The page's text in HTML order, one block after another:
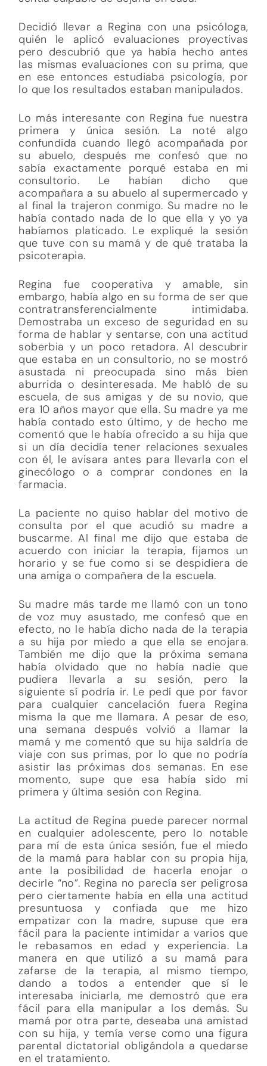
Decidió llevar a Regina con una psicóloga,
quién le aplicó evaluaciones proyectivas
pero descubrió que ya había hecho antes
las mismas evaluaciones con su prima, que
en ese entonces estudiaba psicología, por
lo que los resultados estaban manipulados.
Lo más interesante con Regina fue nuestra
primera y única sesión. La noté algo
confundida cuando llegó acompañada por
su abuelo, después me confesó que no
sabía exactamente porqué estaba en mi
consultorio. Le habían dicho que
acompañara a su abuelo al supermercado y
al final la trajeron conmigo. Su madre no le
había contado nada de lo que ella y yo ya
habíamos platicado. Le expliqué la sesión
que tuve con su mamá y de qué trataba la
psicoterapia.
Regina fue cooperativa y amable, sin
embargo, había algo en su forma de ser que
contratransferencialmente intimidaba.
Demostraba un exceso de seguridad en su
forma de hablar y sentarse, con una actitud
soberbia y un poco retadora. Al descubrir
que estaba en un consultorio, no se mostró
asustada ni preocupada sino más bien
aburrida o desinteresada. Me habló de su
escuela, de sus amigas y de su novio, que
era 10 años mayor que ella. Su madre ya me
había contado esto último, y de hecho me
comentó que le había ofrecido a su hija que
si un día decidía tener relaciones sexuales
con él, le avisara antes para llevarla con el
ginecólogo o a comprar condones en la
farmacia.
La paciente no quiso hablar del motivo de
consulta por el que acudió su madre a
buscarme. Al final me dijo que estaba de
acuerdo con iniciar la terapia, fijamos un
horario y se fue como si se despidiera de
una amiga o compañera de la escuela.
Su madre más tarde me llamó con un tono
de voz muy asustado, me confesó que en
efecto, no le había dicho nada de la terapia
a su hija por miedo a que ella se enojara.
También me dijo que la próxima semana
había olvidado que no había nadie que
pudiera llevarla a su sesión, pero la
siguiente sí podría ir. Le pedí que por favor
para cualquier cancelación fuera Regina
misma la que me llamara. A pesar de eso,
una semana después volvió a llamar la
mamá y me comentó que su hija saldría de
viaje con sus primas, por lo que no podría
asistir las próximas dos semanas. En ese
momento, supe que esa había sido mi
primera y última sesión con Regina.
La actitud de Regina puede parecer normal
en cualquier adolescente, pero lo notable
para mí de esta única sesión, fue el miedo
de la mamá para hablar con su propia hija,
ante la posibilidad de hacerla enojar o
decirle “no”. Regina no parecía ser peligrosa
pero ciertamente había en ella una actitud
presuntuosa y confiada que me hizo
empatizar con la madre, supuse que era
fácil para la paciente intimidar a varios que
le rebasamos en edad y experiencia. La
manera en que utilizó a su mamá para
zafarse de la terapia, al mismo tiempo,
dando a todos a entender que sí le
interesaba iniciarla, me demostró que era
fácil para ella manipular a los demás. Su
mamá por otra parte, deseaba una amistad
con su hija, y temía verse como una figura
parental dictatorial obligándola a quedarse
en el tratamiento.